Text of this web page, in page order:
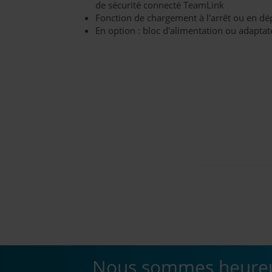
de sécurité connecté TeamLink
Fonction de chargement à l'arrêt ou en
En option : bloc d'alimentation ou
Nous sommes